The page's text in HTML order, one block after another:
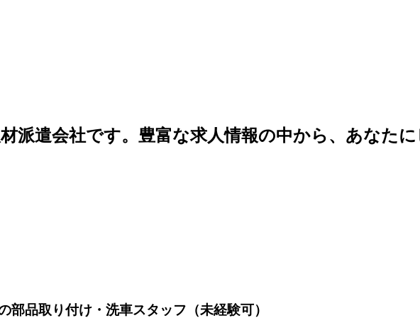
派遣会社です。豊富な求人情報の中から、あなた
品取り付け・洗車スタッフ（未経験可）